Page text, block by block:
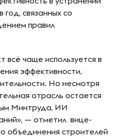
связанных со
правил
всё чаще используется в
эффективности,
Но несмотря
отрасль остается
Минтруда, ИИ
— отметил вице-
объединения строителей